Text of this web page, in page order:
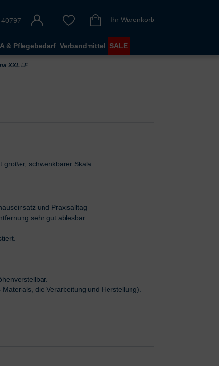
Ihr Warenkorb
& Pflegebedarf Verbandmittel SALE
XXL LF
schwenkbarer Skala.
und Praxisalltag.
sehr gut ablesbar.
die Verarbeitung und Herstellung).